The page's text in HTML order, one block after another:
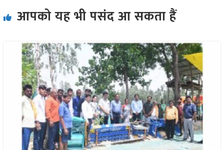
आपको यह भी पसंद आ सकता हैं